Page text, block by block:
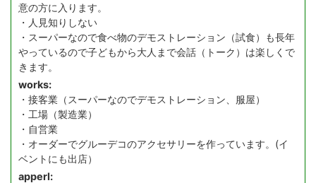
意の方に入ります。
・人見知りしない
・スーパーなので食べ物のデモストレーション（試食）も長年
やっているので子どもから大人まで会話（トーク）は楽しくで
きます。
works:
・接客業（スーパーなのでデモストレーション、服屋）
・工場（製造業）
・自営業
・オーダーでグルーデコのアクセサリーを作っています。(イ
ベントにも出店）
apperl: